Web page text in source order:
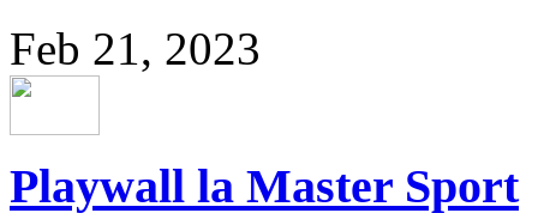
Feb 21, 2023
Playwall la Master Sport